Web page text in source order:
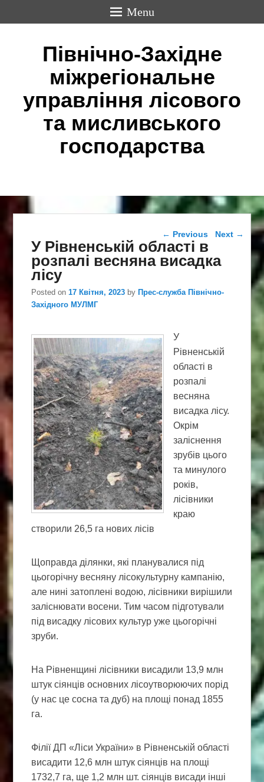
Menu
Північно-Західне
міжрегіональне
управління лісового
та мисливського
господарства
Post navigation
← Previous Next →
У Рівненській області в
розпалі весняна висадка
лісу
Posted on17 Квітня, 2023 byПрес-служба Північно-
Західного МУЛМГ
У
Рівненській
області в
розпалі
весняна
висадка лісу.
Окрім
заліснення
зрубів цього
та минулого
років,
лісівники
краю
створили 26,5 га нових лісів
Щоправда ділянки, які планувалися під
цьогорічну весняну лісокультурну кампанію,
але нині затоплені водою, лісівники вирішили
заліснювати восени. Тим часом підготували
під висадку лісових культур уже цьогорічні
зруби.
На Рівненщині лісівники висадили 13,9 млн
штук сіянців основних лісоутворюючих порід
(у нас це сосна та дуб) на площі понад 1855
га.
Філії ДП «Ліси України» в Рівненській області
висадити 12,6 млн штук сіянців на площі
1732,7 га, ще 1,2 млн шт. сіянців висади інші